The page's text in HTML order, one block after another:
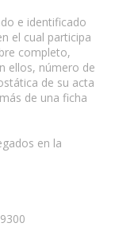
e identificado
el cual participa
completo,
ellos, número de
de su acta
de una ficha
en la